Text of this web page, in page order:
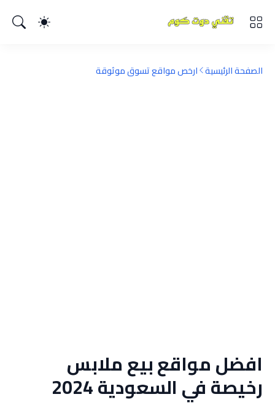
الصفحة الرئيسية ارخص مواقع تسوق موثوقة
افضل مواقع بيع ملابس
رخيصة في السعودية 2024